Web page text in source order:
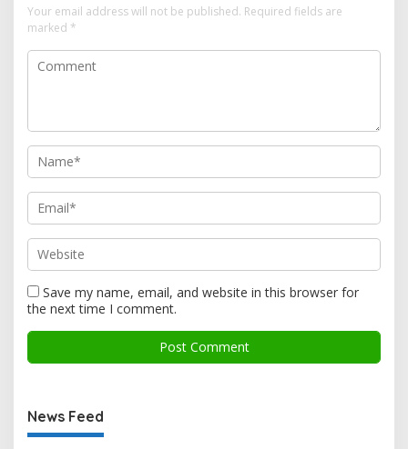
Your email address will not be published. Required fields are
marked *
Save my name, email, and website in this browser for
the next time I comment.
News Feed